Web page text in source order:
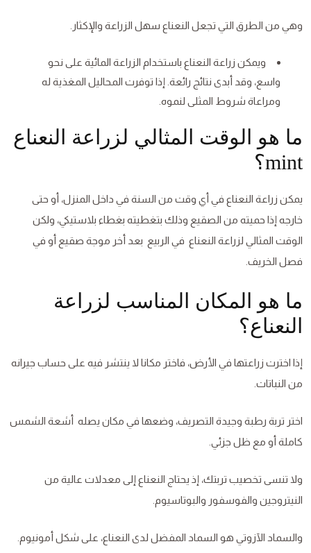
وهي من الطرق التي تجعل النعناع سهل الزراعة والإكثار.
ويمكن زراعة النعناع باستخدام الزراعة المائية على نحو
واسع، وقد أبدى نتائج رائعة. إذا توفرت المحاليل المغذية له
ومراعاة شروط المثلى لنموه.
ما هو الوقت المثالي لزراعة النعناع
mint؟
يمكن زراعة النعناع في أي وقت من السنة في داخل المنزل، أو حتى
خارجه إذا حميته من الصقيع وذلك بتغطيته بغطاء بلاستيكي، ولكن
الوقت المثالي لزراعة النعناع في الربيع بعد أخر موجة صقيع أو في
فصل الخريف.
ما هو المكان المناسب لزراعة
النعناع؟
إذا اخترت زراعتها في الأرض، فاختر مكانا لا ينتشر فيه على حساب جيرانه
من النباتات.
اختر تربة رطبة وجيدة التصريف، وضعها في مكان يصله أشعة الشمس
كاملة أو مع ظل جزئي.
ولا تنسى تخصيب تربتك، إذ يحتاج النعناع إلى معدلات عالية من
النيتروجين والفوسفور والبوتاسيوم.
والسماد الآزوتي هو السماد المفضل لدى النعناع، على شكل أمونيوم.